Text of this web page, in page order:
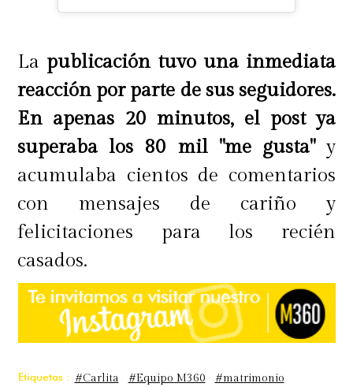
La publicación tuvo una inmediata
reacción por parte de sus seguidores.
En apenas 20 minutos, el post ya
superaba los 80 mil "me gusta"y
acumulaba cientos de comentarios
con mensajes de cariño y
felicitaciones para los recién
casados.
Etiquetas : #Carlita #Equipo M360
#matrimonio